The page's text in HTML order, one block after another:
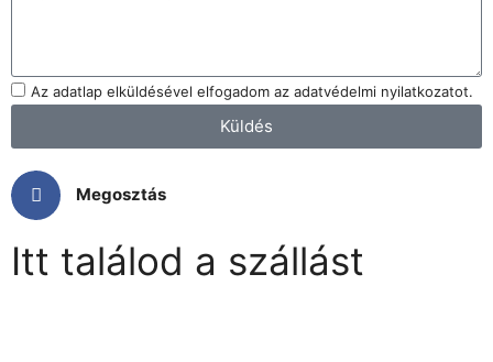
Az adatlap elküldésével elfogadom az adatvédelmi nyilatkozatot.
Küldés
Megosztás
Itt találod a szállást